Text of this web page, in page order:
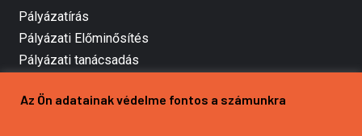
Pályázatírás
Pályázati Előminősítés
Pályázati tanácsadás
Mezőgazdasági pályázatírás
Az Ön adatainak védelme fontos a számunkra